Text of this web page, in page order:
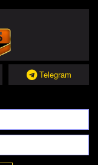
Telegram